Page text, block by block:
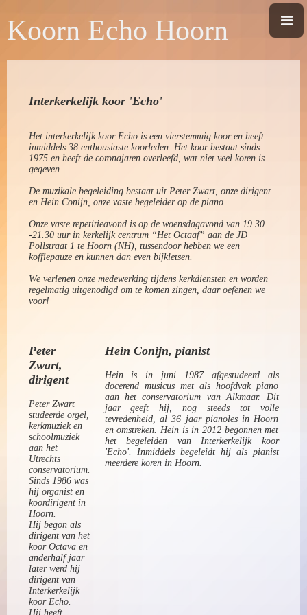
Koorn Echo Hoorn
Interkerkelijk koor 'Echo'
Het interkerkelijk koor Echo is een vierstemmig koor en heeft
inmiddels 38 enthousiaste koorleden. Het koor bestaat sinds
1975 en heeft de coronajaren overleefd, wat niet veel koren is
gegeven.
De muzikale begeleiding bestaat uit Peter Zwart, onze dirigent
en Hein Conijn, onze vaste begeleider op de piano.
Onze vaste repetitieavond is op de woensdagavond van 19.30
-21.30 uur in kerkelijk centrum “Het Octaaf” aan de JD
Pollstraat 1 te Hoorn (NH), tussendoor hebben we een
koffiepauze en kunnen dan even bijkletsen.
We verlenen onze medewerking tijdens kerkdiensten en worden
regelmatig uitgenodigd om te komen zingen, daar oefenen we
voor!
Peter
Zwart,
dirigent
Peter Zwart
studeerde orgel,
kerkmuziek en
schoolmuziek
aan het
Utrechts
conservatorium.
Sinds 1986 was
hij organist en
koordirigent in
Hoorn.
Hij begon als
dirigent van het
koor Octava en
anderhalf jaar
later werd hij
dirigent van
Interkerkelijk
koor Echo.
Hij heeft
Hein Conijn, pianist
Hein is in juni 1987 afgestudeerd als
docerend musicus met als hoofdvak piano
aan het conservatorium van Alkmaar. Dit
jaar geeft hij, nog steeds tot volle
tevredenheid, al 36 jaar pianoles in Hoorn
en omstreken. Hein is in 2012 begonnen met
het begeleiden van Interkerkelijk koor
'Echo'. Inmiddels begeleidt hij als pianist
meerdere koren in Hoorn.